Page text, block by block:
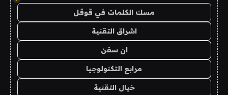
مسك الكلمات في قوقل
اشراق التقنية
ان سفن
مرابع التكنولوجيا
خيال التقنية